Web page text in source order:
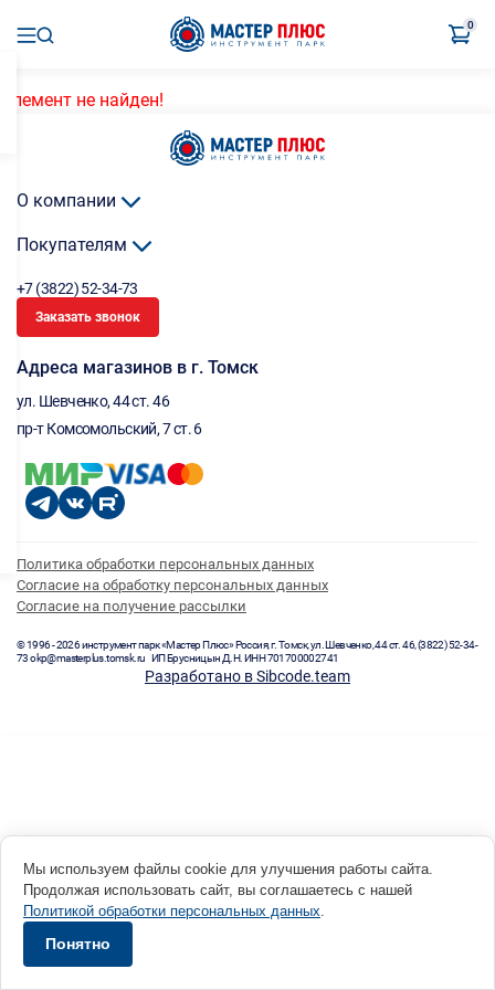
0
Элемент не найден!
О компании
Покупателям
+7 (3822) 52-34-73
Заказать звонок
Адреса магазинов в г. Томск
ул. Шевченко, 44 ст. 46
пр-т Комсомольский, 7 ст. 6
Политика обработки персональных данных
Согласие на обработку персональных данных
Согласие на получение рассылки
© 1996 - 2026 инструмент парк «Мастер Плюс» Россия, г. Томск, ул. Шевченко, 44 ст. 46, (3822) 52-34-
73 okp@masterplus.tomsk.ru ИП Брусницын Д.Н. ИНН 701700002741
Разработано в Sibcode.team
Мы используем файлы cookie для улучшения работы сайта.
Продолжая использовать сайт, вы соглашаетесь с нашей
Политикой обработки персональных данных.
Понятно